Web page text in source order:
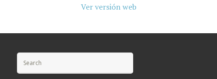
Ver versión web
Search for: